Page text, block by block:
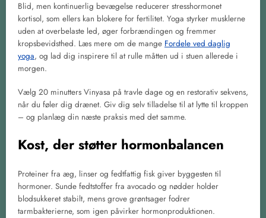
Blid, men kontinuerlig bevægelse reducerer stresshormonet
kortisol, som ellers kan blokere for fertilitet. Yoga styrker musklerne
uden at overbelaste led, øger forbrændingen og fremmer
kropsbevidsthed. Læs mere om de mange Fordele ved daglig
yoga, og lad dig inspirere til at rulle måtten ud i stuen allerede i
morgen.
Vælg 20 minutters Vinyasa på travle dage og en restorativ sekvens,
når du føler dig drænet. Giv dig selv tilladelse til at lytte til kroppen
– og planlæg din næste praksis med det samme.
Kost, der støtter hormonbalancen
Proteiner fra æg, linser og fedtfattig fisk giver byggesten til
hormoner. Sunde fedtstoffer fra avocado og nødder holder
blodsukkeret stabilt, mens grove grøntsager fodrer
tarmbakterierne, som igen påvirker hormonproduktionen.